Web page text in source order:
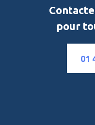
pour
01